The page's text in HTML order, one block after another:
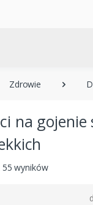
Zdrowie
na gojenie
55 wyników